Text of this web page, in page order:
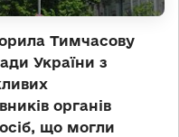
Тимчасову
України з
органів
що могли